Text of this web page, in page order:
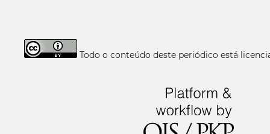
Todo o conteúdo deste periódico está